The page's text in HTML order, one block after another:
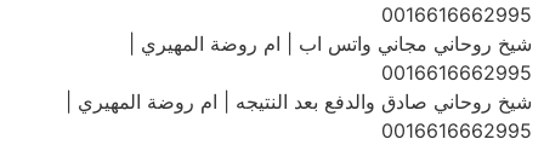
0016616662995
شيخ روحاني مجاني واتس اب | ام روضة المهيري |
0016616662995
شيخ روحاني صادق والدفع بعد النتيجه | ام روضة المهيري |
0016616662995